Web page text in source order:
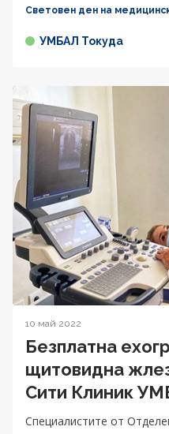
Световен ден на
УМБАЛ Токуда
10 май 2022
Безплатна
щитовидна
Сити Клиник
Специалистите от